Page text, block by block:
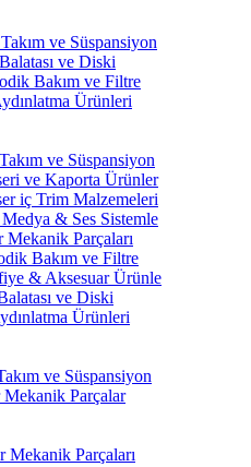
ve Süspansiyon
ve Diski
Bakım ve Filtre
Ürünleri
ve Süspansiyon
ve Kaporta Ürünler
iç Trim Malzemeleri
& Ses Sistemle
Parçaları
Bakım ve Filtre
& Aksesuar Ürünle
ve Diski
Ürünleri
ve Süspansiyon
Parçalar
Mekanik Parçaları